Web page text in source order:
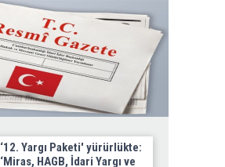
‘12. Yargı Paketi' yürürlükte:
‘Miras, HAGB, İdari Yargı ve